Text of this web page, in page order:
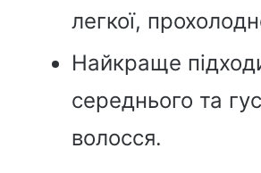
легкої,
Найкраще
середнього та
волосся.